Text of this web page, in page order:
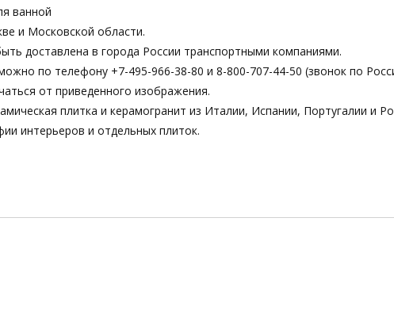
ванной
и Московской области.
доставлена в города России транспортными компаниями.
по телефону +7-495-966-38-80 и 8-800-707-44-50 (звонок по
от приведенного изображения.
плитка и керамогранит из Италии, Испании, Португалии и
интерьеров и отдельных плиток.